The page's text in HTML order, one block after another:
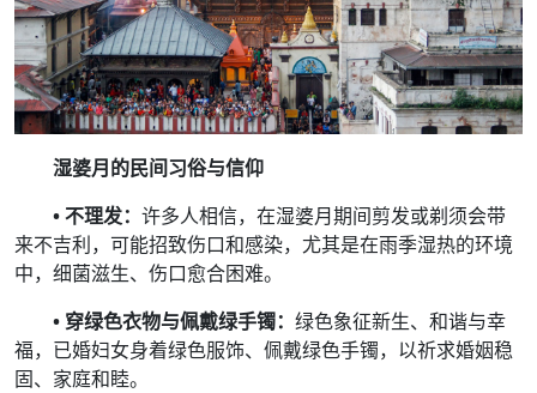
湿婆月的民间习俗与信仰
• 不理发： 许多人相信，在湿婆月期间剪发或剃须会带
来不吉利，可能招致伤口和感染，尤其是在雨季湿热的环境
中，细菌滋生、伤口愈合困难。
• 穿绿色衣物与佩戴绿手镯： 绿色象征新生、和谐与幸
福，已婚妇女身着绿色服饰、佩戴绿色手镯，以祈求婚姻稳
固、家庭和睦。